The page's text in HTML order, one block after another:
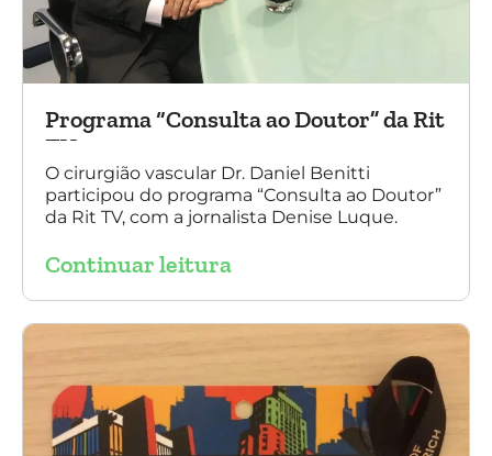
Programa “Consulta ao Doutor” da Rit
TV
O cirurgião vascular Dr. Daniel Benitti
participou do programa “Consulta ao Doutor”
da Rit TV, com a jornalista Denise Luque.
Continuar leitura